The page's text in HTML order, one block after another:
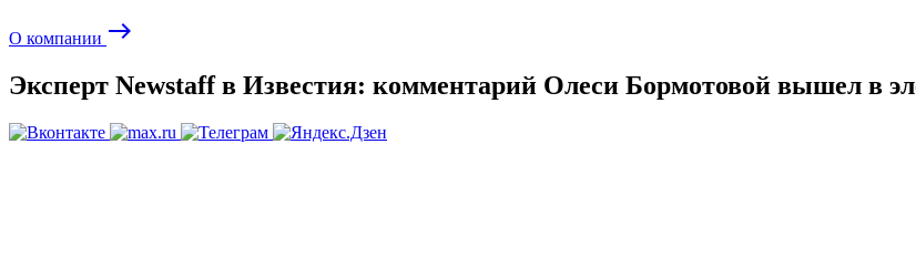
О компании east
Эксперт Newstaff в Известия: комментарий Олеси Бормотовой вышел в